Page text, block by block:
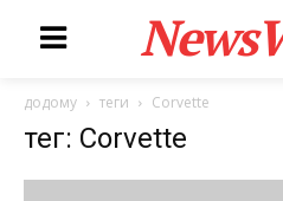
додому теги Corvette
тег: Corvette